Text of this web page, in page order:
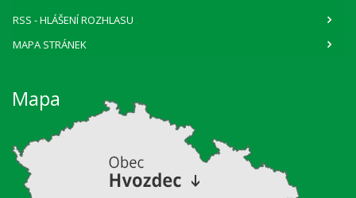
RSS - HLÁŠENÍ ROZHLASU
MAPA STRÁNEK
Mapa